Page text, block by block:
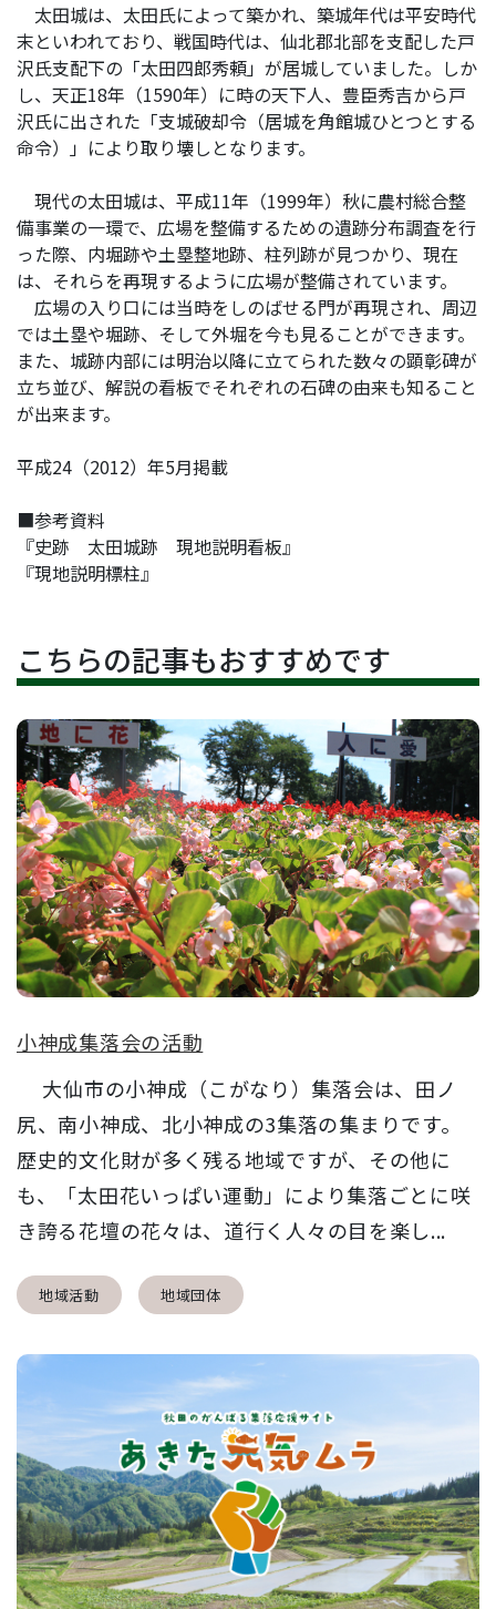
太田城は、太田氏によって築かれ、築城年代は平安時代
末といわれており、戦国時代は、仙北郡北部を支配した戸
沢氏支配下の「太田四郎秀頼」が居城していました。しか
し、天正18年（1590年）に時の天下人、豊臣秀吉から戸
沢氏に出された「支城破却令（居城を角館城ひとつとする
命令）」により取り壊しとなります。
現代の太田城は、平成11年（1999年）秋に農村総合整
備事業の一環で、広場を整備するための遺跡分布調査を行
った際、内堀跡や土塁整地跡、柱列跡が見つかり、現在
は、それらを再現するように広場が整備されています。
広場の入り口には当時をしのばせる門が再現され、周辺
では土塁や堀跡、そして外堀を今も見ることができます。
また、城跡内部には明治以降に立てられた数々の顕彰碑が
立ち並び、解説の看板でそれぞれの石碑の由来も知ること
が出来ます。
平成24（2012）年5月掲載
■参考資料
『史跡 太田城跡 現地説明看板』
『現地説明標柱』
こちらの記事もおすすめです
小神成集落会の活動
大仙市の小神成（こがなり）集落会は、田ノ
尻、南小神成、北小神成の3集落の集まりです。
歴史的文化財が多く残る地域ですが、その他に
も、「太田花いっぱい運動」により集落ごとに咲
き誇る花壇の花々は、道行く人々の目を楽し...
地域活動 地域団体